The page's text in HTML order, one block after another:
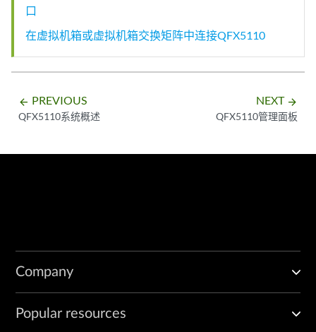
口
在虚拟机箱或虚拟机箱交换矩阵中连接QFX5110
arrow_backward PREVIOUS
QFX5110系统概述
NEXT arrow_forward
QFX5110管理面板
Company
Popular resources